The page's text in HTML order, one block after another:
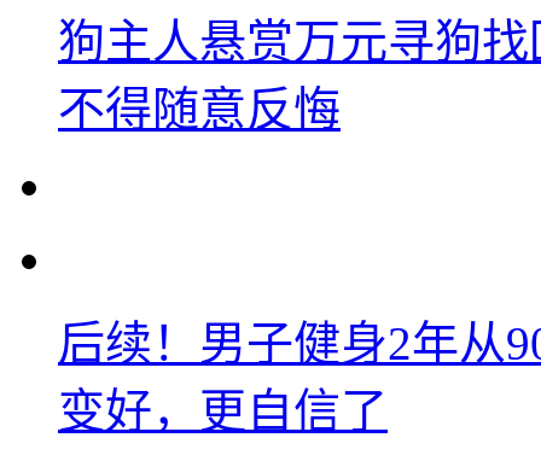
狗主人悬赏万元寻狗
不得随意反悔
后续！男子健身2年从
变好，更自信了